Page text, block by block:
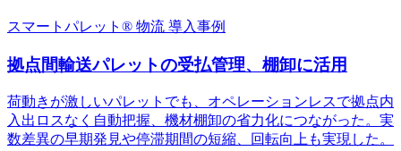
スマートパレット® 物流 導入事例
拠点間輸送パレットの受払管理、棚卸に活用
荷動きが激しいパレットでも、オペレーションレスで拠点内
入出ロスなく自動把握、機材棚卸の省力化につながった。実
数差異の早期発見や停滞期間の短縮、回転向上も実現した。